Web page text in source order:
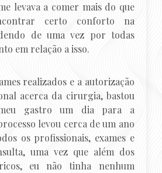
levava a comer mais do que
certo conforto na
de uma vez por todas
em relação a isso.
realizados e a autorização
acerca da cirurgia, bastou
gastro um dia para a
levou cerca de um ano
os profissionais, exames e
uma vez que além dos
eu não tinha nenhum